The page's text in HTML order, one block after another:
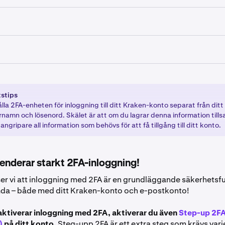
ser någon popup-sida, klicka på din profilikon i det nedre
väljSäkerhet.
för att slutföra inställningen av 2FA-inloggning.
ditt Kraken-konto viahttps://pro.kraken.com
profilikon i det övre högra hörnet av sidan.
och välj den 2FA-metod du vill använda. Du kan välja
Hårdvarusäkerhetsnyckel(mest säker) och Authenticator-app
2FA-enheten för inloggning till ditt Kraken-konto separat från ditt
och lösenord. Skälet är att om du lagrar denna information
all information som behövs för att få tillgång till ditt konto.
starkt 2FA-inloggning!
vi att inloggning med 2FA är en grundläggande
– både med ditt Kraken-konto och e-postkonto!
inloggning med 2FA, aktiverar du ävenStep-up